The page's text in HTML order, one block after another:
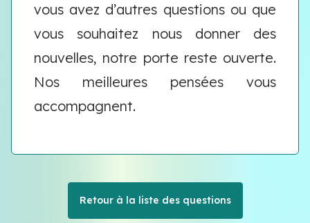
vous avez d’autres questions ou que
vous souhaitez nous donner des
nouvelles, notre porte reste ouverte.
Nos meilleures pensées vous
accompagnent.
Retour à la liste des questions